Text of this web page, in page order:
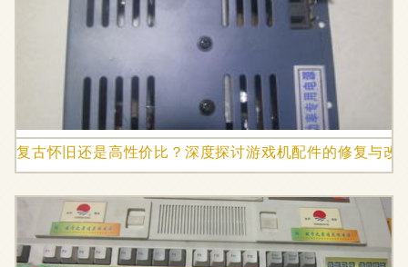
复古怀旧还是高性价比？深度探讨游戏机配件的修复与改